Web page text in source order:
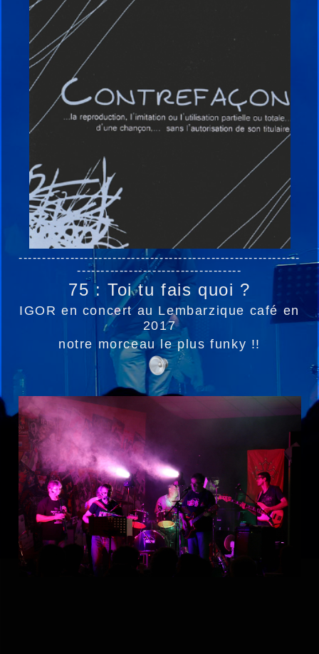
------------------------------------------------------------
-----------------------------------
75 : Toi tu fais quoi ?
IGOR en concert au Lembarzique café en
2017
notre morceau le plus funky !!